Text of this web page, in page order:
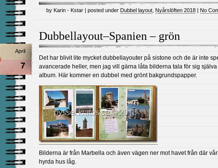
by Karin - Kstar | posted under Dubbel layout Nyårslöften 2018 | No
Dubbellayout–Spanien – grön
April
7
Det har blivit lite mycket dubbellayouter på sistone och de är inte
avancerade heller, men jag vill gärna låta bilderna tala för sig själva
album. Här kommer en dubbel med grönt bakgrundspapper.
Bilderna är från Marbella och även vägen ner mot havet från där
hyrda hus låg.